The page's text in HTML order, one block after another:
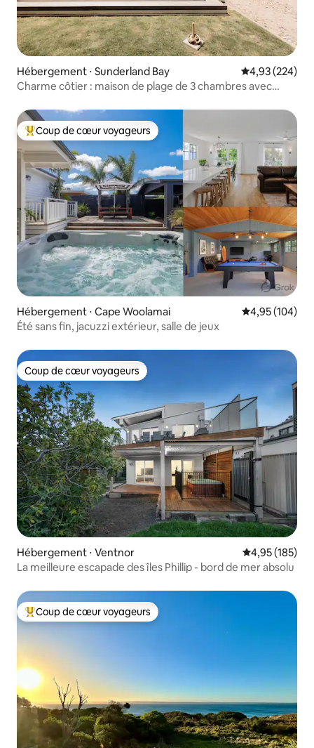
Hébergement ⋅ Sunderland Bay Évaluation
4,93 (224)
Charme côtier : maison de plage de 3 chambres avec
Coups de cœur voyageurs les plus appréciés
Coup de cœur voyageurs
Hébergement ⋅ Cape Woolamai Évaluation
4,95 (104)
Été sans fin, jacuzzi extérieur, salle de jeux
Coup de cœur voyageurs
Coup de cœur voyageurs
Hébergement ⋅ Ventnor Évaluation
4,95 (185)
La meilleure escapade des îles Phillip - bord de mer absolu
Coups de cœur voyageurs les plus appréciés
Coup de cœur voyageurs